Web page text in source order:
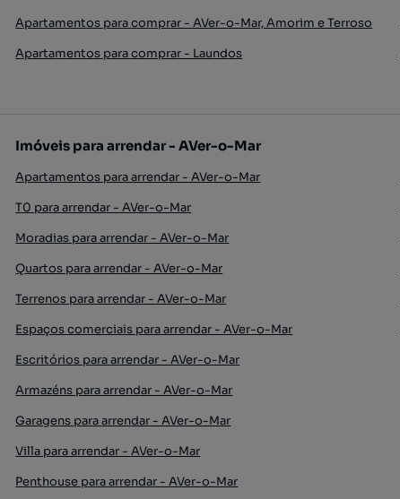
Apartamentos para comprar - AVer-o-Mar, Amorim e Terroso
Apartamentos para comprar - Laundos
Imóveis para arrendar - AVer-o-Mar
Apartamentos para arrendar - AVer-o-Mar
T0 para arrendar - AVer-o-Mar
Moradias para arrendar - AVer-o-Mar
Quartos para arrendar - AVer-o-Mar
Terrenos para arrendar - AVer-o-Mar
Espaços comerciais para arrendar - AVer-o-Mar
Escritórios para arrendar - AVer-o-Mar
Armazéns para arrendar - AVer-o-Mar
Garagens para arrendar - AVer-o-Mar
Villa para arrendar - AVer-o-Mar
Penthouse para arrendar - AVer-o-Mar